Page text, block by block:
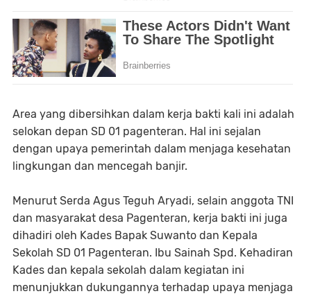
Area yang dibersihkan dalam kerja bakti kali ini adalah
selokan depan SD 01 pagenteran. Hal ini sejalan
dengan upaya pemerintah dalam menjaga kesehatan
lingkungan dan mencegah banjir.
Menurut Serda Agus Teguh Aryadi, selain anggota TNI
dan masyarakat desa Pagenteran, kerja bakti ini juga
dihadiri oleh Kades Bapak Suwanto dan Kepala
Sekolah SD 01 Pagenteran. Ibu Sainah Spd. Kehadiran
Kades dan kepala sekolah dalam kegiatan ini
menunjukkan dukungannya terhadap upaya menjaga